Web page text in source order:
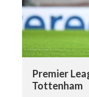
Premier
Tottenham